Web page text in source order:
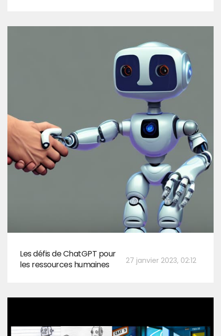
27 janvier 2023, 02:12
Les défis de ChatGPT pour
les ressources humaines